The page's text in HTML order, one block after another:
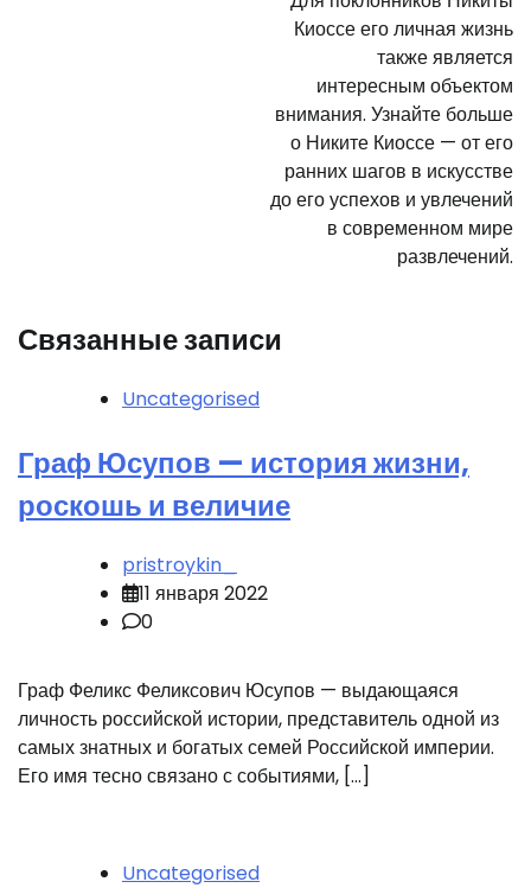
Киоссе его личная жизнь
также является
интересным объектом
внимания. Узнайте больше
о Никите Киоссе — от его
ранних шагов в искусстве
до его успехов и увлечений
в современном мире
развлечений.
Связанные записи
Uncategorised
Граф Юсупов — история жизни,
роскошь и величие
pristroykin_
11 января 2022
0
Граф Феликс Феликсович Юсупов — выдающаяся
личность российской истории, представитель одной из
самых знатных и богатых семей Российской империи.
Его имя тесно связано с событиями, […]
Uncategorised